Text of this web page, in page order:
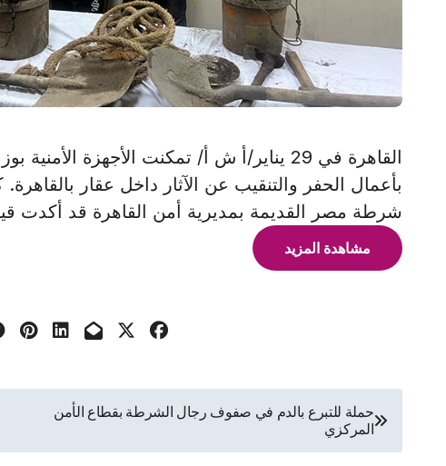
بأعمال الحفر والتنقيب عن الآثار داخل عقار
شرطة مصر القديمة بمديرية أمن القاهرة قد أكدت قيام 10 أشخاص
مشاهدة المزيد
تصفّح
المقالات
حملة للتبرع بالدم في صفوف رجال الشرطة بقطاع الأمن
المركزي